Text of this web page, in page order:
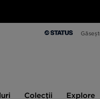
Colecții Explore